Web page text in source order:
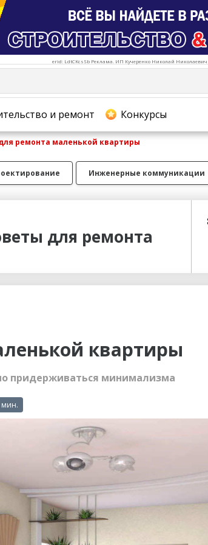
erid: LdtCKcsSb Реклама. ИП Кучеренко Николай Николаевич
и ремонт Конкурсы
ремонта маленькой квартиры
Инженерные коммуникации
для ремонта
квартиры
придерживаться минимализма
мин.